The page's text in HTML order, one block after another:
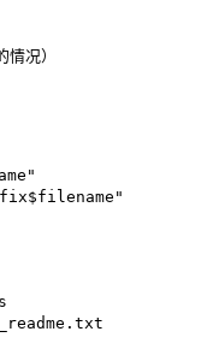
况）
"
$filename "